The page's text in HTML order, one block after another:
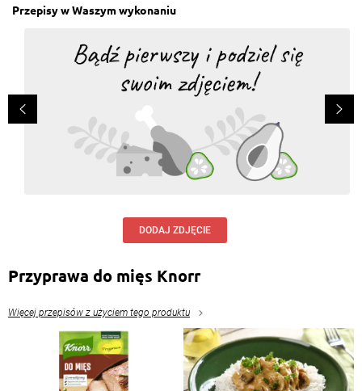
Przepisy w Waszym wykonaniu
DODAJ ZDJĘCIE
Przyprawa do mięs Knorr
Więcej przepisów z użyciem tego produktu